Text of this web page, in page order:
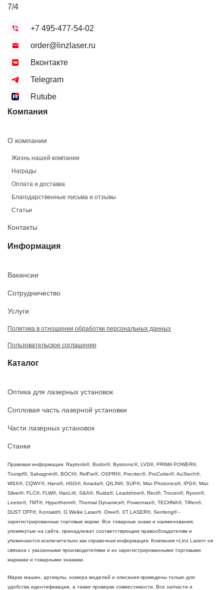
7/4
+7 495-477-54-02
order@linzlaser.ru
Вконтакте
Telegram
Rutube
Компания
О компании
Жизнь нашей компании
Награды
Оплата и доставка
Благодарственные письма и отзывы
Статьи
Контакты
Информация
Вакансии
Сотрудничество
Услуги
Политика в отношении обработки персональных данных
Пользовательское соглашение
Каталог
Оптика для лазерных установок
Сопловая часть лазерной установки
Части лазерных установок
Станки
Правовая информация. Raytools®, Bodor®, Bystronic®, LVD®, PRIMA POWER®,
Trumpf®, Salvagnini®, BOCI®, RelFar®, OSPRI®, Precitec®, ProCutter®, Au3tech®,
WSX®, CQWY®, Hans®, HSG®, Amada®, QILIN®, SUP®, Max Photonics®, IPG®, Max
Silver®, FLC®, FLW®, HanLi®, S&A®, Ruida®, Leadshine®, Reci®, Trocen®, Ryxon®,
Leetro®, TMT®, Hypertherm®, Thermal Dynamics®, Powermax®, TECHNA®, Tiffen®,
DUST OFF®, Kontakt®, G.Weike Laser®, Oree®, XT LASER®, Senfeng® -
зарегистрированные торговые марки. Все товарные знаки и наименования,
упомянутые на сайте, принадлежат соответствующим правообладателям и
упоминаются исключительно как справочная информация. Компания «Linz Laser» не
связана с указанными производителями и их зарегистрированными торговыми
марками и товарными знаками.
Марки машин, артикулы, номера моделей и описания приведены только для
удобства идентификации, а также проверки совместимости. Все запчасти и